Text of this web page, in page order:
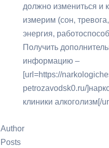
должно измениться и
измерим (сон,
энергия,
Получить
информацию –
[url=https://
petrozavodsk0.ru/
клиники алкоголизм[/
Author
Posts